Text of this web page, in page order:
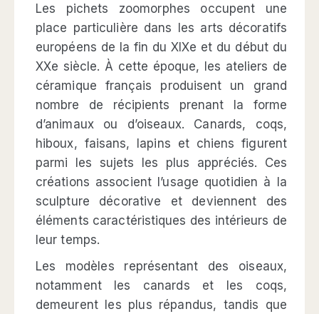
Les pichets zoomorphes occupent une
place particulière dans les arts décoratifs
européens de la fin du XIXe et du début du
XXe siècle. À cette époque, les ateliers de
céramique français produisent un grand
nombre de récipients prenant la forme
d’animaux ou d’oiseaux. Canards, coqs,
hiboux, faisans, lapins et chiens figurent
parmi les sujets les plus appréciés. Ces
créations associent l’usage quotidien à la
sculpture décorative et deviennent des
éléments caractéristiques des intérieurs de
leur temps.
Les modèles représentant des oiseaux,
notamment les canards et les coqs,
demeurent les plus répandus, tandis que